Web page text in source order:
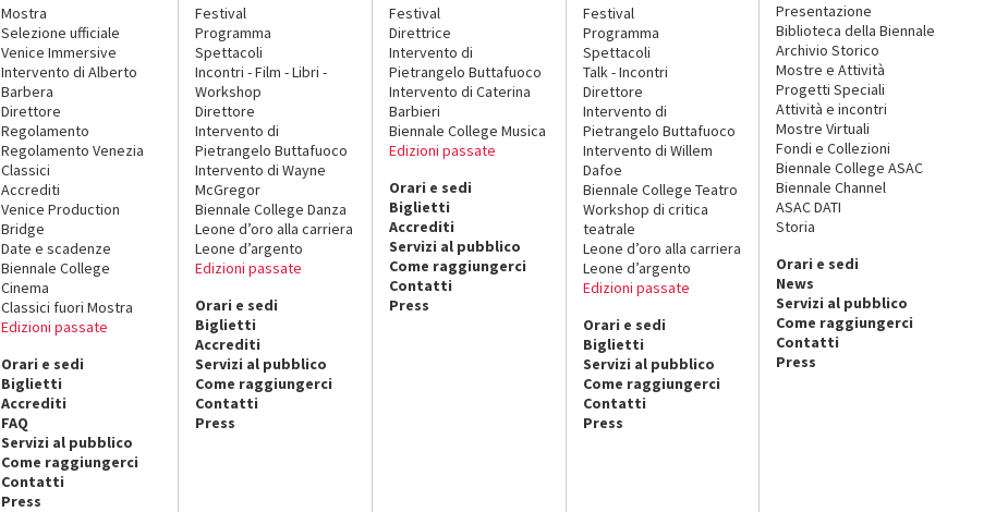
Mostra
Selezione ufficiale
Venice Immersive
Intervento di Alberto
Barbera
Direttore
Regolamento
Regolamento Venezia
Classici
Accrediti
Venice Production
Bridge
Date e scadenze
Biennale College
Cinema
Classici fuori Mostra
Edizioni passate
Orari e sedi
Biglietti
Accrediti
FAQ
Servizi al pubblico
Come raggiungerci
Contatti
Press
Festival
Programma
Spettacoli
Incontri - Film - Libri -
Workshop
Direttore
Intervento di
Pietrangelo Buttafuoco
Intervento di Wayne
McGregor
Biennale College Danza
Leone d’oro alla carriera
Leone d’argento
Edizioni passate
Orari e sedi
Biglietti
Accrediti
Servizi al pubblico
Come raggiungerci
Contatti
Press
Festival
Direttrice
Intervento di
Pietrangelo Buttafuoco
Intervento di Caterina
Barbieri
Biennale College Musica
Edizioni passate
Orari e sedi
Biglietti
Accrediti
Servizi al pubblico
Come raggiungerci
Contatti
Press
Festival
Programma
Spettacoli
Talk - Incontri
Direttore
Intervento di
Pietrangelo Buttafuoco
Intervento di Willem
Dafoe
Biennale College Teatro
Workshop di critica
teatrale
Leone d’oro alla carriera
Leone d’argento
Edizioni passate
Orari e sedi
Biglietti
Servizi al pubblico
Come raggiungerci
Contatti
Press
Presentazione
Biblioteca della Biennale
Archivio Storico
Mostre e Attività
Progetti Speciali
Attività e incontri
Mostre Virtuali
Fondi e Collezioni
Biennale College ASAC
Biennale Channel
ASAC DATI
Storia
Orari e sedi
News
Servizi al pubblico
Come raggiungerci
Contatti
Press